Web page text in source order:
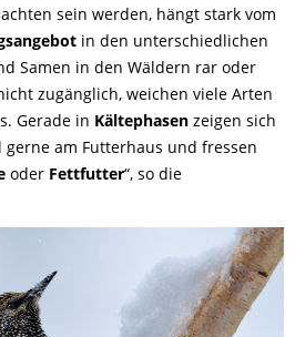
sein werden, hängt stark vom
in den unterschiedlichen
Samen in den Wäldern rar oder
zugänglich, weichen viele Arten
Gerade in Kältephasen zeigen sich
gerne am Futterhaus und fressen
oder Fettfutter“, so die